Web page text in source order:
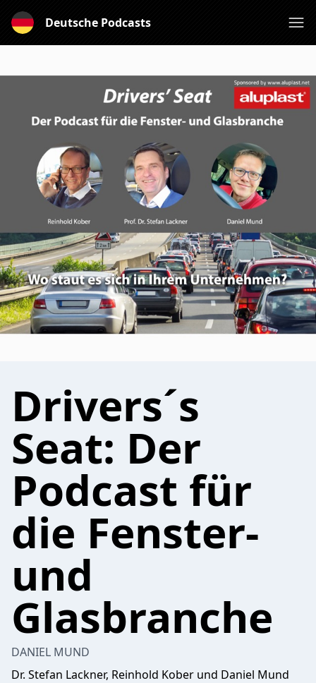
Deutsche Podcasts
Drivers´s
Seat: Der
Podcast für
die Fenster-
und
Glasbranche
DANIEL MUND
Dr. Stefan Lackner, Reinhold Kober und Daniel Mund